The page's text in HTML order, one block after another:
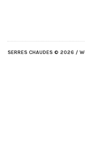
SERRES CHAUDES © 2026 /